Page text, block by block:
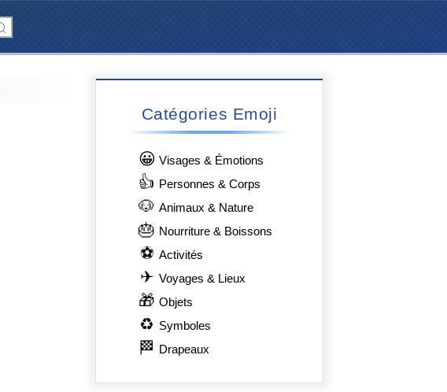
Catégories Emoji
😀 Visages & Émotions
👍 Personnes & Corps
🐶 Animaux & Nature
🎂 Nourriture & Boissons
⚽ Activités
✈ Voyages & Lieux
🎁 Objets
♻ Symboles
🏁 Drapeaux